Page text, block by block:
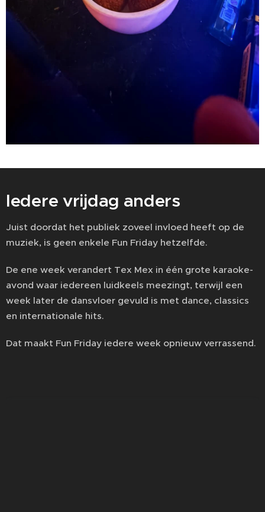
Iedere vrijdag anders
Juist doordat het publiek zoveel invloed heeft op de
muziek, is geen enkele Fun Friday hetzelfde.
De ene week verandert Tex Mex in één grote karaoke-
avond waar iedereen luidkeels meezingt, terwijl een
week later de dansvloer gevuld is met dance, classics
en internationale hits.
Dat maakt Fun Friday iedere week opnieuw verrassend.